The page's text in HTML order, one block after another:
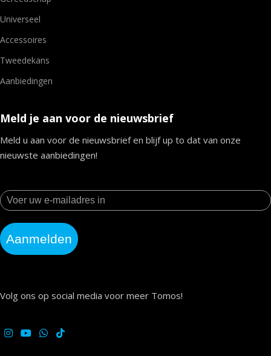
Universeel
Accessoires
Tweedekans
Aanbiedingen
Meld je aan voor de nieuwsbrief
Meld u aan voor de nieuwsbrief en blijf up to dat van onze
nieuwste aanbiedingen!
Aanmelden
Volg ons op social media voor meer Tomos!